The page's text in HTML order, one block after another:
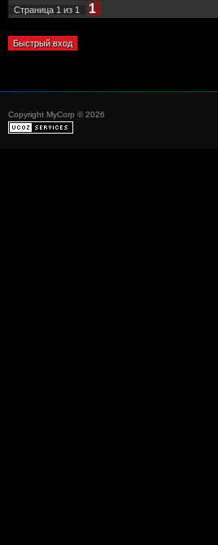
Страница 1 из 1 1
Copyright MyCorp © 2026